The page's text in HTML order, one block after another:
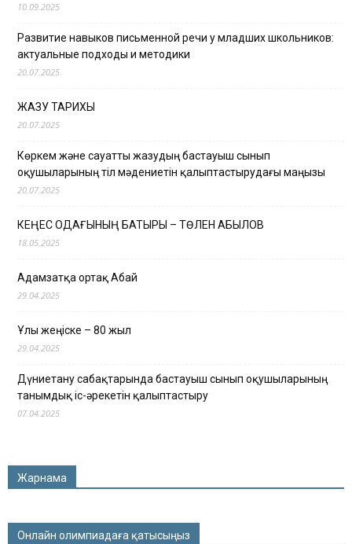
10.09.2025
Развитие навыков письменной речи у младших школьников:
актуальные подходы и методики
20.07.2025
ЖАЗУ ТАРИХЫ
20.07.2025
Көркем және сауатты жазудың бастауыш сынып
оқушыларының тіл мәдениетін қалыптастырудағы маңызы
20.07.2025
КЕҢЕС ОДАҒЫНЫҢ БАТЫРЫ – ТӨЛЕН ҚАБЫЛОВ
18.05.2025
Адамзатқа ортақ Абай
29.04.2025
Ұлы жеңіске – 80 жыл
29.04.2025
Дүниетану сабақтарында бастауыш сынып оқушыларының
танымдық іс-әрекетін қалыптастыру
07.04.2025
Жарнама
Онлайн олимпиадаға қатысыңыз